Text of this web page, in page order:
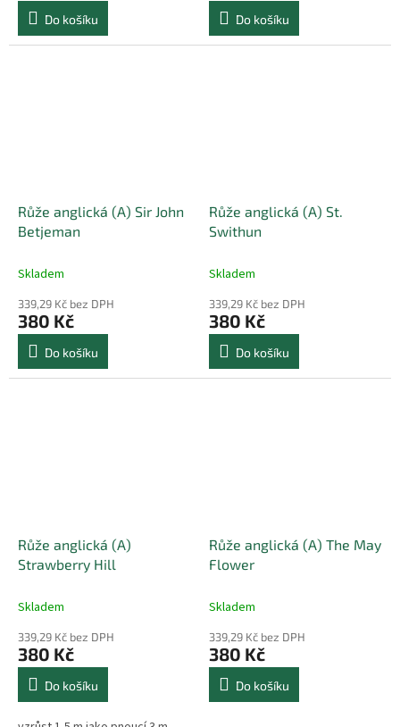
Do košíku Do košíku
Růže anglická (A) Sir John
Betjeman
Skladem
339,29 Kč bez DPH
380 Kč
Do košíku
Růže anglická (A) St.
Swithun
Skladem
339,29 Kč bez DPH
380 Kč
Do košíku
Růže anglická (A)
Strawberry Hill
Skladem
339,29 Kč bez DPH
380 Kč
Do košíku
Růže anglická (A) The May
Flower
Skladem
339,29 Kč bez DPH
380 Kč
Do košíku